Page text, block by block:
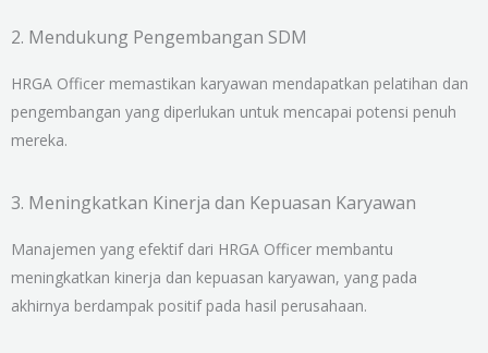
2. Mendukung Pengembangan SDM
HRGA Officer memastikan karyawan mendapatkan pelatihan dan
pengembangan yang diperlukan untuk mencapai potensi penuh
mereka.
3. Meningkatkan Kinerja dan Kepuasan Karyawan
Manajemen yang efektif dari HRGA Officer membantu
meningkatkan kinerja dan kepuasan karyawan, yang pada
akhirnya berdampak positif pada hasil perusahaan.